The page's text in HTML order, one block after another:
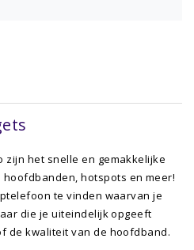
zijn het snelle en gemakkelijke
hotspots en meer!
te vinden waarvan je
die je uiteindelijk opgeeft
de kwaliteit van de hoofdband.